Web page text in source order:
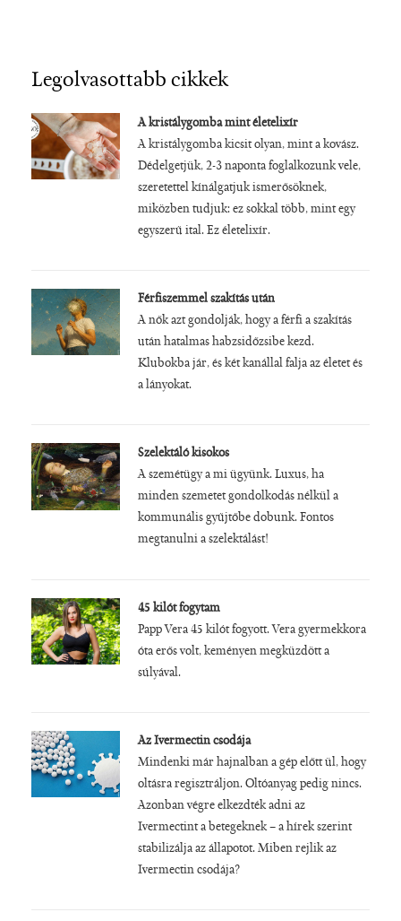
Legolvasottabb cikkek
A kristálygomba mint életelixír
A kristálygomba kicsit olyan, mint a kovász.
Dédelgetjük, 2-3 naponta foglalkozunk vele,
szeretettel kínálgatjuk ismerősöknek,
miközben tudjuk: ez sokkal több, mint egy
egyszerű ital. Ez életelixír.
Férfiszemmel szakítás után
A nők azt gondolják, hogy a férfi a szakítás
után hatalmas habzsidőzsibe kezd.
Klubokba jár, és két kanállal falja az életet és
a lányokat.
Szelektáló kisokos
A szemétügy a mi ügyünk. Luxus, ha
minden szemetet gondolkodás nélkül a
kommunális gyűjtőbe dobunk. Fontos
megtanulni a szelektálást!
45 kilót fogytam
Papp Vera 45 kilót fogyott. Vera gyermekkora
óta erős volt, keményen megküzdött a
súlyával.
Az Ivermectin csodája
Mindenki már hajnalban a gép előtt ül, hogy
oltásra regisztráljon. Oltóanyag pedig nincs.
Azonban végre elkezdték adni az
Ivermectint a betegeknek – a hírek szerint
stabilizálja az állapotot. Miben rejlik az
Ivermectin csodája?